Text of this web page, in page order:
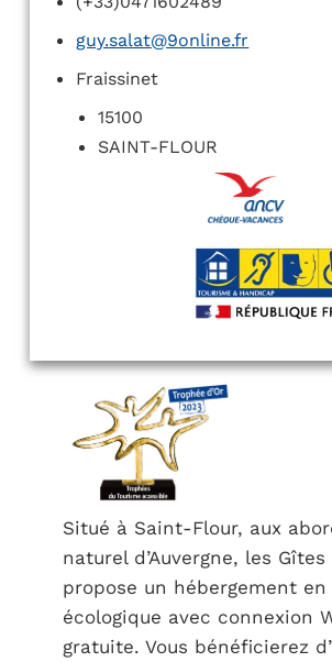
guy.salat@9online.fr
Fraissinet
15100
SAINT-FLOUR
Situé à Saint-Flour, aux
naturel d’Auvergne, les Gîtes
propose un hébergement
écologique avec connexion
gratuite. Vous bénéficierez